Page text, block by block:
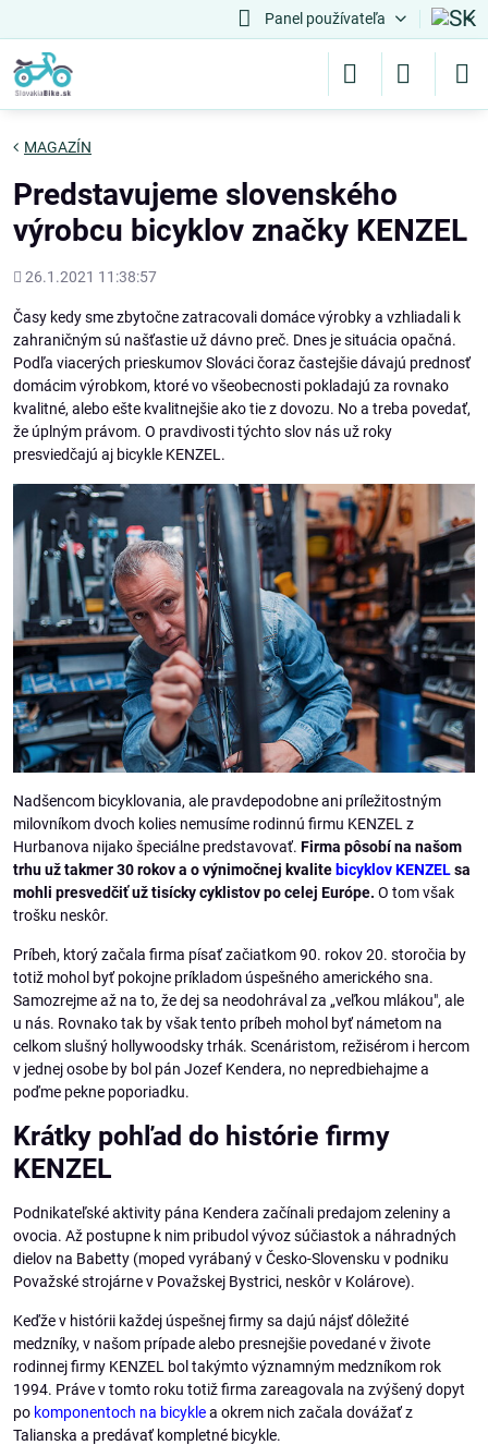
Panel používateľa
MAGAZÍN
Predstavujeme slovenského
výrobcu bicyklov značky KENZEL
Pridané
26.1.2021 11:38:57
Časy kedy sme zbytočne zatracovali domáce výrobky a vzhliadali k
zahraničným sú našťastie už dávno preč. Dnes je situácia opačná.
Podľa viacerých prieskumov Slováci čoraz častejšie dávajú prednosť
domácim výrobkom, ktoré vo všeobecnosti pokladajú za rovnako
kvalitné, alebo ešte kvalitnejšie ako tie z dovozu. No a treba povedať,
že úplným právom. O pravdivosti týchto slov nás už roky
presviedčajú aj bicykle KENZEL.
Nadšencom bicyklovania, ale pravdepodobne ani príležitostným
milovníkom dvoch kolies nemusíme rodinnú firmu KENZEL z
Hurbanova nijako špeciálne predstavovať. Firma pôsobí na našom
trhu už takmer 30 rokov a o výnimočnej kvalite bicyklov KENZELsa
mohli presvedčiť už tisícky cyklistov po celej Európe. O tom však
trošku neskôr.
Príbeh, ktorý začala firma písať začiatkom 90. rokov 20. storočia by
totiž mohol byť pokojne príkladom úspešného amerického sna.
Samozrejme až na to, že dej sa neodohrával za „veľkou mlákou", ale
u nás. Rovnako tak by však tento príbeh mohol byť námetom na
celkom slušný hollywoodsky trhák. Scenáristom, režisérom i hercom
v jednej osobe by bol pán Jozef Kendera, no nepredbiehajme a
poďme pekne poporiadku.
Krátky pohľad do histórie firmy
KENZEL
Podnikateľské aktivity pána Kendera začínali predajom zeleniny a
ovocia. Až postupne k nim pribudol vývoz súčiastok a náhradných
dielov na Babetty (moped vyrábaný v Česko-Slovensku v podniku
Považské strojárne v Považskej Bystrici, neskôr v Kolárove).
Keďže v histórii každej úspešnej firmy sa dajú nájsť dôležité
medzníky, v našom prípade alebo presnejšie povedané v živote
rodinnej firmy KENZEL bol takýmto významným medzníkom rok
1994. Práve v tomto roku totiž firma zareagovala na zvýšený dopyt
po komponentoch na bicyklea okrem nich začala dovážať z
Talianska a predávať kompletné bicykle.